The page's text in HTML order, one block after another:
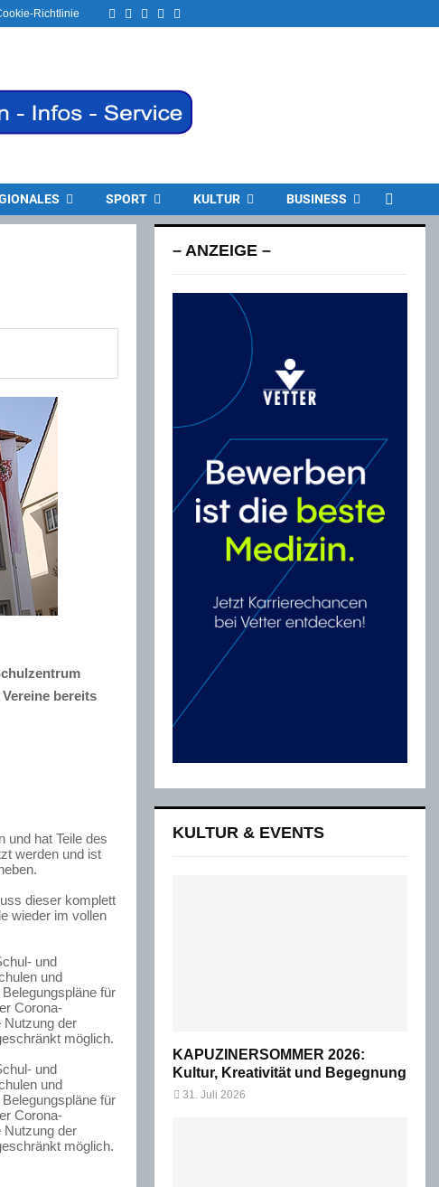
Richtlinie Facebook
TwitterInstagram
Email
SPORT KULTUR BUSINESS
bereits
und hat Teile des
werden und ist
dieser komplett
wieder im vollen
und
und
für
Corona-
Nutzung der
möglich.
und
und
für
Corona-
Nutzung der
möglich.
– ANZEIGE –
KULTUR & EVENTS
KAPUZINERSOMMER 2026:
Kultur, Kreativität und Begegnung
31. Juli 2026